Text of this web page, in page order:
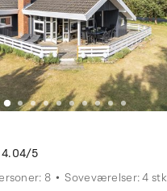
4.04/5
8 Soveværelser: 4 stk